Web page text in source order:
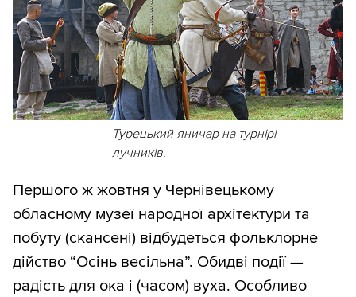
Турецький яничар на турнірі
лучників.
Першого ж жовтня у Чернівецькому
обласному музеї народної архітектури та
побуту (скансені) відбудеться фольклорне
дійство “Осінь весільна”. Обидві події —
радість для ока і (часом) вуха. Особливо